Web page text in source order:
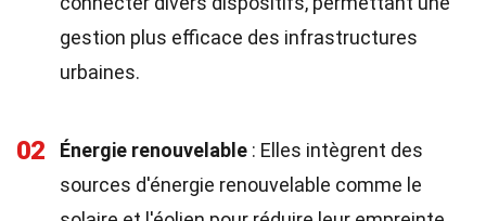
gestion plus efficace des infrastructures
urbaines.
02 Énergie renouvelable : Elles intègrent des
sources d'énergie renouvelable comme le